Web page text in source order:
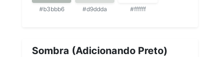
#b3bbb6 #d9ddda #ffffff
Sombra (Adicionando Preto)